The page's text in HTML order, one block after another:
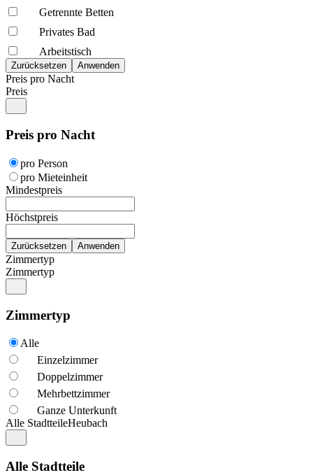
Getrennte Betten
Privates Bad
Arbeitstisch
Preis pro Nacht
Preis
Preis pro Nacht
pro Person
pro Mieteinheit
Mindestpreis
Höchstpreis
Zimmertyp
Zimmertyp
Zimmertyp
Alle
Einzelzimmer
Doppelzimmer
Mehrbettzimmer
Ganze Unterkunft
Alle StadtteileHeubach
Alle Stadtteile